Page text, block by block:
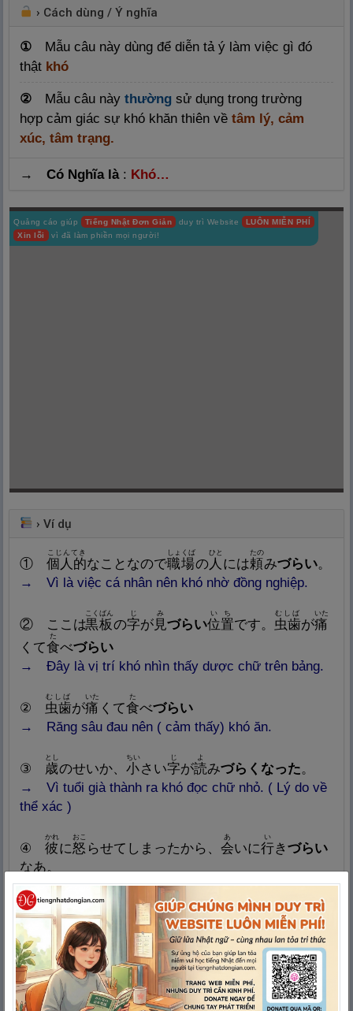
› Cách dùng / Ý nghĩa
① Mẫu câu này dùng để diễn tả ý làm việc gì đó
thật khó
② Mẫu câu này thường sử dụng trong trường
hợp cảm giác sự khó khăn thiên về tâm lý, cảm
xúc, tâm trạng.
→ Có Nghĩa là: Khó…
Quảng cáo giúp Tiếng Nhật Đơn Giản duy trì Website
LUÔN MIỄN PHÍ
Xin lỗi
vì đã làm phiền mọi người!
›Ví dụ
① 個 人 的
mục tiêu
こじんてき
なことなので職場
しょくば
の 人
ひと
には頼
たの
みづらい。
→ Vì là việc cá nhân nên khó nhờ đồng nghiệp.
② ここは黒板
こくばん
の字
じ
が見
み
づらい位置
いち
です。 虫歯
むしば
が痛
いた
くて食
た
べづらい
→ Đây là vị trí khó nhìn thấy dược chữ trên bảng.
② 虫歯
むしば
が痛
いた
くて食
た
べづらい
→ Răng sâu đau nên ( cảm thấy) khó ăn.
③ 歳
とし
のせいか、 小
ちい
さい字
じ
が読
よ
みづらくなった。
→ Vì tuổi già thành ra khó đọc chữ nhỏ. ( Lý do về
thể xác )
④ 彼
Nghĩa: Bên kia, kẻ khác, đối
phương
かれ
に怒
おこ
らせてしまったから、 会
あ
いに行
HÀNH, HẠNH, HÀNG,
い
き づらい
なあ。
→ Vì lỡ làm anh í giận rồi, nên đi gặp anh í cảm
thấy thiệt khó.
⑤ この質問
Nghĩa: Hỏi, tra xét, hỏi thăm
しつもん
には 答
こた
え づらいです。
→ Câu hỏi này rất khó trả lời.
⑥彼女
かのじょ
はつき合
あ
いづらい人だ。